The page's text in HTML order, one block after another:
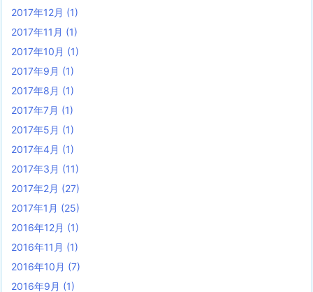
2017年12月 (1)
2017年11月 (1)
2017年10月 (1)
2017年9月 (1)
2017年8月 (1)
2017年7月 (1)
2017年5月 (1)
2017年4月 (1)
2017年3月 (11)
2017年2月 (27)
2017年1月 (25)
2016年12月 (1)
2016年11月 (1)
2016年10月 (7)
2016年9月 (1)